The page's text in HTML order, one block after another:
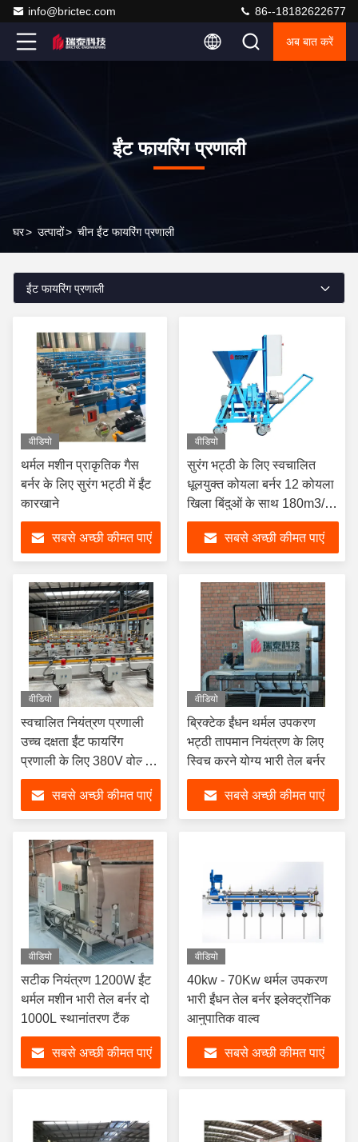
info@brictec.com 86--18182622677
अब बात करें
ईंट फायरिंग प्रणाली
घर> उत्पादों> चीन ईंट फायरिंग प्रणाली
ईंट फायरिंग प्रणाली
वीडियो
थर्मल मशीन प्राकृतिक गैस
बर्नर के लिए सुरंग भट्ठी में ईंट
कारखाने
सबसे अच्छी कीमत पाएं
वीडियो
सुरंग भट्ठी के लिए स्वचालित
धूलयुक्त कोयला बर्नर 12 कोयला
खिला बिंदुओं के साथ 180m3/h
प्रवाह और 115kw थर्मल पावर
सबसे अच्छी कीमत पाएं
वीडियो
स्वचालित नियंत्रण प्रणाली
उच्च दक्षता ईंट फायरिंग
प्रणाली के लिए 380V वोल्टेज
के साथ प्राकृतिक गैस बर्नर
सबसे अच्छी कीमत पाएं
वीडियो
ब्रिक्टेक ईंधन थर्मल उपकरण
भट्ठी तापमान नियंत्रण के लिए
स्विच करने योग्य भारी तेल बर्नर
सबसे अच्छी कीमत पाएं
वीडियो
सटीक नियंत्रण 1200W ईंट
थर्मल मशीन भारी तेल बर्नर दो
1000L स्थानांतरण टैंक
सबसे अच्छी कीमत पाएं
वीडियो
40kw - 70Kw थर्मल उपकरण
भारी ईंधन तेल बर्नर इलेक्ट्रॉनिक
आनुपातिक वाल्व
सबसे अच्छी कीमत पाएं